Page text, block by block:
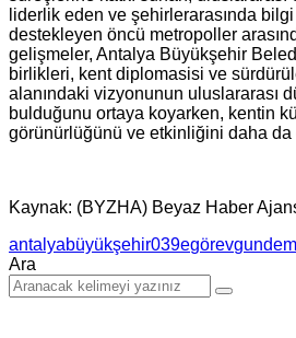
liderlik eden ve şehirlerarasında bilgi
destekleyen öncü metropoller
gelişmeler, Antalya Büyükşehir
birlikleri, kent diplomasisi ve
alanındaki vizyonunun uluslararası
bulduğunu ortaya koyarken, kentin
görünürlüğünü ve etkinliğini daha
Kaynak: (BYZHA) Beyaz Haber
antalyabüyükşehir039egörevgundem
Ara